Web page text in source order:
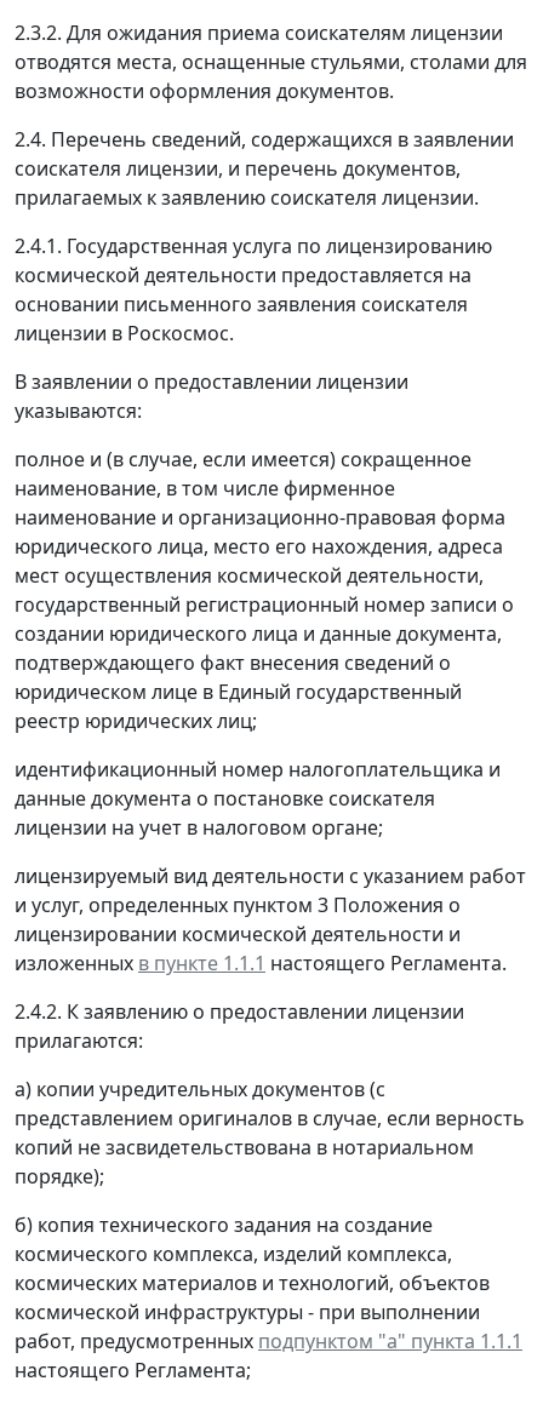
2.3.2. Для ожидания приема соискателям лицензии
отводятся места, оснащенные стульями, столами для
возможности оформления документов.
2.4. Перечень сведений, содержащихся в заявлении
соискателя лицензии, и перечень документов,
прилагаемых к заявлению соискателя лицензии.
2.4.1. Государственная услуга по лицензированию
космической деятельности предоставляется на
основании письменного заявления соискателя
лицензии в Роскосмос.
В заявлении о предоставлении лицензии
указываются:
полное и (в случае, если имеется) сокращенное
наименование, в том числе фирменное
наименование и организационно-правовая форма
юридического лица, место его нахождения, адреса
мест осуществления космической деятельности,
государственный регистрационный номер записи о
создании юридического лица и данные документа,
подтверждающего факт внесения сведений о
юридическом лице в Единый государственный
реестр юридических лиц;
идентификационный номер налогоплательщика и
данные документа о постановке соискателя
лицензии на учет в налоговом органе;
лицензируемый вид деятельности с указанием работ
и услуг, определенных пунктом 3 Положения о
лицензировании космической деятельности и
изложенных в пункте 1.1.1 настоящего Регламента.
2.4.2. К заявлению о предоставлении лицензии
прилагаются:
а) копии учредительных документов (с
представлением оригиналов в случае, если верность
копий не засвидетельствована в нотариальном
порядке);
б) копия технического задания на создание
космического комплекса, изделий комплекса,
космических материалов и технологий, объектов
космической инфраструктуры - при выполнении
работ, предусмотренных подпунктом "а" пункта 1.1.1
настоящего Регламента;